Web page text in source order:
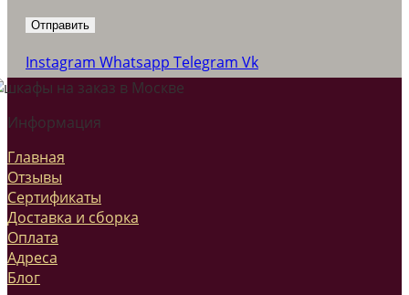
Instagram Whatsapp Telegram Vk
Информация
Главная
Отзывы
Сертификаты
Доставка и сборка
Оплата
Адреса
Блог